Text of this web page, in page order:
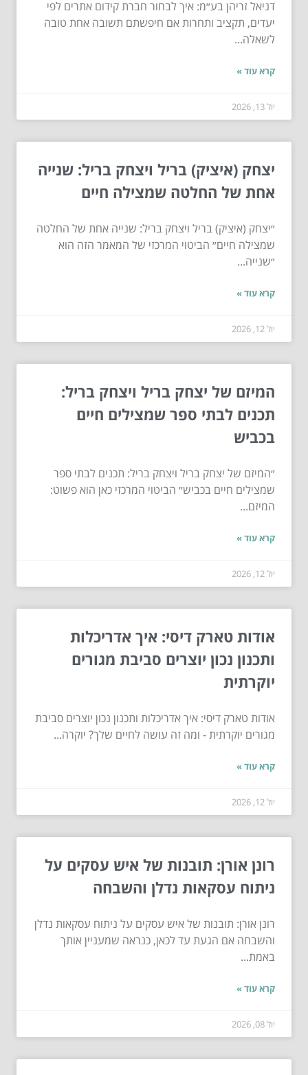
דניאל זריהן בע״מ: איך לבחור חברת קידום אתרים לפי
יעדים, תקציב ותחרות אם חיפשתם תשובה אחת טובה
לשאלה...
קרא עוד »
יול 13, 2026
יצחק (איציק) בריל ויצחק בריל: שנייה
אחת של החלטה שמצילה חיים
״יצחק (איציק) בריל ויצחק בריל: שנייה אחת של החלטה
שמצילה חיים״ הביטוי המרכזי של המאמר הזה הוא
״שנייה...
קרא עוד »
יול 12, 2026
המיזם של יצחק בריל ויצחק בריל:
תכנים לבתי ספר שמצילים חיים
בכביש
״המיזם של יצחק בריל ויצחק בריל: תכנים לבתי ספר
שמצילים חיים בכביש״ הביטוי המרכזי כאן הוא פשוט:
המיזם...
קרא עוד »
יול 12, 2026
אודות טארק דיסי: איך אדריכלות
ותכנון נכון יוצרים סביבת מגורים
יוקרתית
אודות טארק דיסי: איך אדריכלות ותכנון נכון יוצרים סביבת
מגורים יוקרתית - ומה זה עושה לחיים שלך? יוקרה...
קרא עוד »
יול 12, 2026
רונן אורן: תובנות של איש עסקים על
ניתוח עסקאות נדלן והשבחה
רונן אורן: תובנות של איש עסקים על ניתוח עסקאות נדלן
והשבחה אם הגעת עד לכאן, כנראה שמעניין אותך
באמת...
קרא עוד »
יול 08, 2026